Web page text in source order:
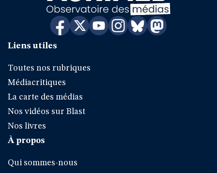
Liens utiles
Toutes nos rubriques
Médiacritiques
La carte des médias
Nos vidéos sur Blast
Nos livres
À propos
Qui sommes-nous